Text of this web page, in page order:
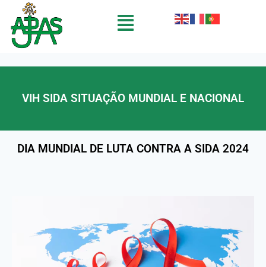
VIH SIDA SITUAÇÃO MUNDIAL E NACIONAL
DIA MUNDIAL DE LUTA CONTRA A SIDA 2024